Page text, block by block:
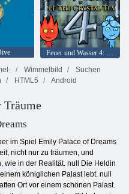
Feuer und Wasser 4: Kristalltempel
Wimmelbild
Suchen
HTML5 Android
Träume
im Spiel Emily Palace of Dreams
nicht nur zu träumen, und
wie in der Realität. null Die Heldin
königlichen Palast lebt. null
Ort vor einem schönen Palast.